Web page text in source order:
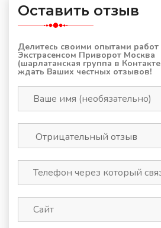
Оставить отзыв
Делитесь своими опытами работ
Экстрасенсом Приворот Москва
(шарлатанская группа в
ждать Ваших честных отзывов!